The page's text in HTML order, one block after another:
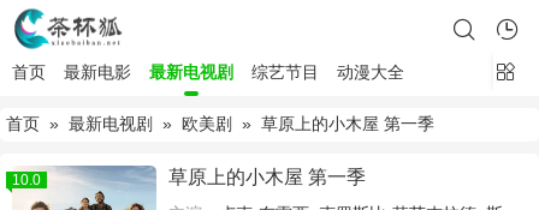
首页 最新电影 最新电视剧 综艺节目 动漫大全
首页 » 最新电视剧 » 欧美剧 » 草原上的小木屋 第一季
10.0 草原上的小木屋 第一季